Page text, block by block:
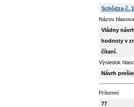
Schôdza č.
Názov
Vládny
hodnoty v
čítaní.
Výsledok
Návrh
Prítomní
77